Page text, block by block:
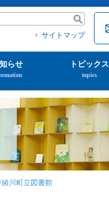
サイトマップ
らせ トピックス
topics
川町立図書館